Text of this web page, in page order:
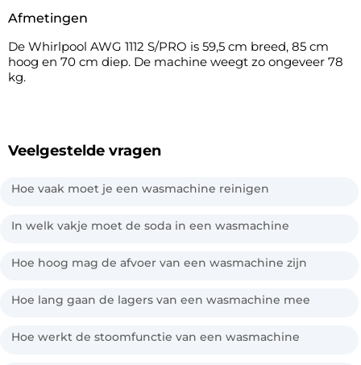
Afmetingen
De Whirlpool AWG 1112 S/PRO is 59,5 cm breed, 85 cm
hoog en 70 cm diep. De machine weegt zo ongeveer 78
kg.
Veelgestelde vragen
Hoe vaak moet je een wasmachine reinigen
In welk vakje moet de soda in een wasmachine
Hoe hoog mag de afvoer van een wasmachine zijn
Hoe lang gaan de lagers van een wasmachine mee
Hoe werkt de stoomfunctie van een wasmachine